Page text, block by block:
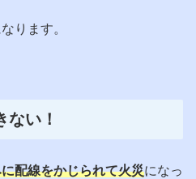
ります。
ない！
配線をかじられて火災になっ